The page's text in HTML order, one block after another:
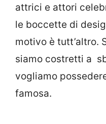
attrici e attori
le boccette di
motivo è tutt’altro.
siamo costretti a
vogliamo
famosa.